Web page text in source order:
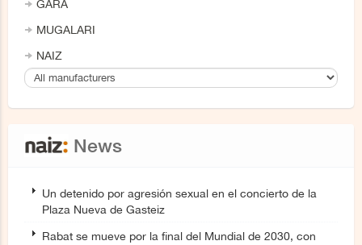
GARA
MUGALARI
NAIZ
News
Un detenido por agresión sexual en el concierto de la
Plaza Nueva de Gasteiz
Rabat se mueve por la final del Mundial de 2030, con